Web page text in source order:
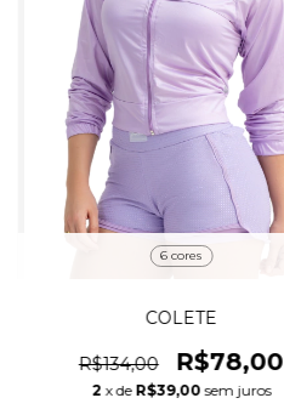
6 cores
COLETE
R$134,00 R$78,00
2 x de R$39,00 sem juros